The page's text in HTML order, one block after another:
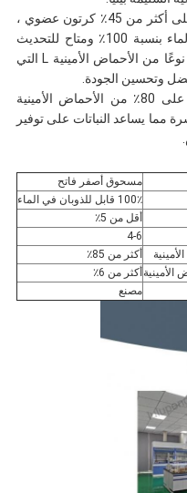
يحتوي مسحوق الأحماض الأمينية 80٪ على أكثر من 45٪ كرتون عضوي ،
وهو نيتروجين جاف قابل للذوبان في الماء بنسبة 100٪ ومتاح للتحديث
الفوري بواسطة البنطال.يحتوي على 18 نوعًا من الأحماض الأمينية L التي
وتحسين الجودة.
يحتوي مسحوق الأحماض الأمينية 80٪ على 80٪ من الأحماض الأمينية
مما يساعد النباتات على توفير
مسحوق أصفر فاتح
100٪ قابل للذوبان في الماء
أقل من 5٪
4-6
أكثر من 85٪
الأمينيةأكثر من 6٪
مصنع